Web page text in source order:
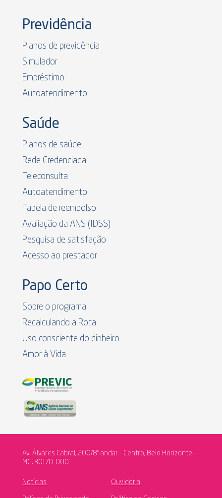
Previdência
Planos de previdência
Simulador
Empréstimo
Autoatendimento
Saúde
Planos de saúde
Rede Credenciada
Teleconsulta
Autoatendimento
Tabela de reembolso
Avaliação da ANS (IDSS)
Pesquisa de satisfação
Acesso ao prestador
Papo Certo
Sobre o programa
Recalculando a Rota
Uso consciente do dinheiro
Amor à Vida
Av. Álvares Cabral, 200/8º andar - Centro, Belo Horizonte -
MG, 30170-000
Notícias Ouvidoria